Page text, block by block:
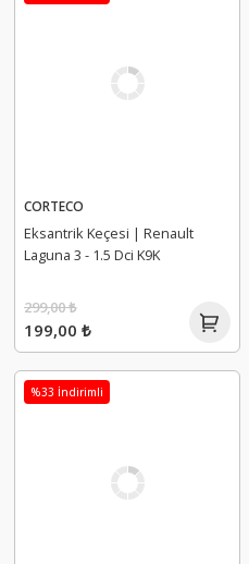
CORTECO
Eksantrik Keçesi | Renault
Laguna 3 - 1.5 Dci K9K
199,00 ₺
299,00 ₺
%33 İndirimli